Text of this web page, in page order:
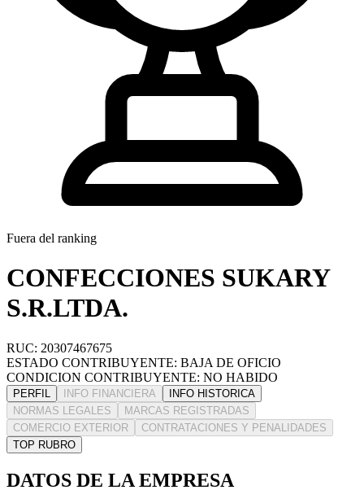
Fuera del ranking
CONFECCIONES SUKARY
S.R.LTDA.
RUC: 20307467675
ESTADO CONTRIBUYENTE: BAJA DE OFICIO
CONDICION CONTRIBUYENTE: NO HABIDO
PERFIL INFO FINANCIERA
INFO HISTORICA
NORMAS LEGALES
MARCAS REGISTRADAS
COMERCIO EXTERIOR
CONTRATACIONES Y PENALIDADES
TOP RUBRO
DATOS DE LA EMPRESA